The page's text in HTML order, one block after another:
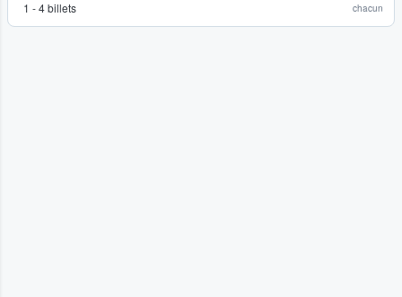
1 - 4 billets chacun